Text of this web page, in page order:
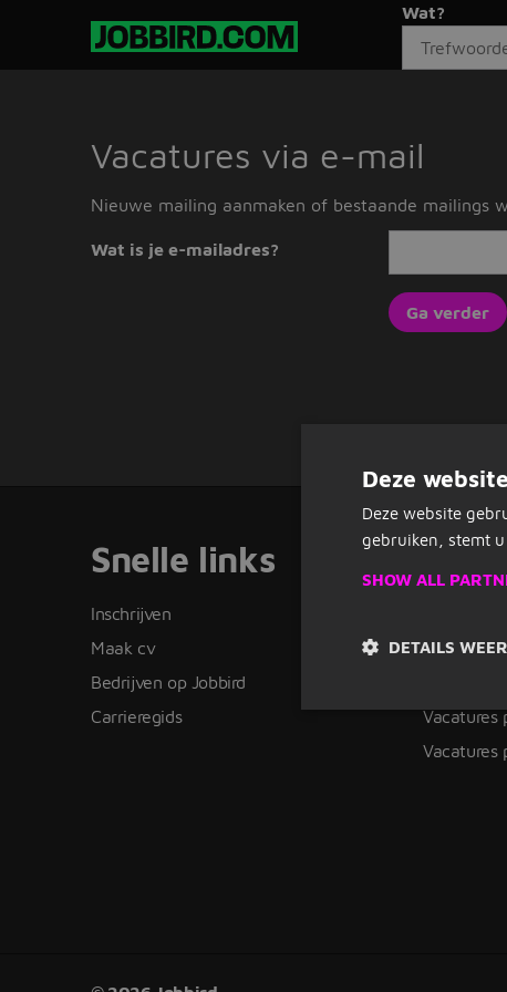
Wat?
Vacatures via e-mail
Nieuwe mailing aanmaken of bestaande mailings
Wat is je e-mailadres?
Snelle links
Inschrijven
Maak cv
Bedrijven op Jobbird
Carrieregids
Vacatures
Vacatures
Vacatures
Deze
Deze website
gebruiken, stemt u
SHOW ALL
DETAILS